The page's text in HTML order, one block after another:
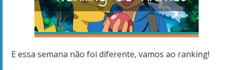
E essa semana não foi diferente, vamos ao ranking!